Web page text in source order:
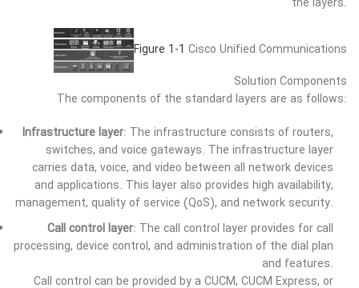
Figure 1-1 Cisco Unified Communications
Solution Components
The components of the standard layers are as follows:
Infrastructure layer: The infrastructure consists of routers,
switches, and voice gateways. The infrastructure layer
carries data, voice, and video between all network devices
and applications. This layer also provides high availability,
management, quality of service (QoS), and network security.
Call control layer: The call control layer provides for call
processing, device control, and administration of the dial plan
and features.
Call control can be provided by a CUCM, CUCM Express, or